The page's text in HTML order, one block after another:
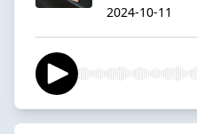
2024-10-11